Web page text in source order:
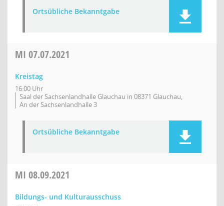
Ortsübliche Bekanntgabe
MI 07.07.2021
Kreistag
16:00 Uhr
Saal der Sachsenlandhalle Glauchau in 08371 Glauchau,
An der Sachsenlandhalle 3
Ortsübliche Bekanntgabe
MI 08.09.2021
Bildungs- und Kulturausschuss